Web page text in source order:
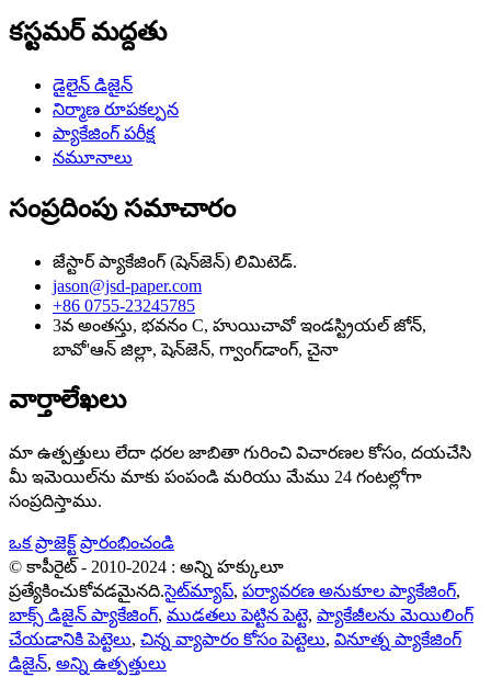
కస్టమర్ మద్దతు
డైలైన్ డిజైన్
నిర్మాణ రూపకల్పన
ప్యాకేజింగ్ పరీక్ష
నమూనాలు
సంప్రదింపు సమాచారం
జేస్టార్ ప్యాకేజింగ్ (షెన్‌జెన్) లిమిటెడ్.
jason@jsd-paper.com
+86 0755-23245785
3వ అంతస్తు, భవనం C, హుయిచావో ఇండస్ట్రియల్ జోన్,
బావో'ఆన్ జిల్లా, షెన్‌జెన్, గ్వాంగ్‌డాంగ్, చైనా
వార్తాలేఖలు
మా ఉత్పత్తులు లేదా ధరల జాబితా గురించి విచారణల కోసం, దయచేసి
మీ ఇమెయిల్‌ను మాకు పంపండి మరియు మేము 24 గంటల్లోగా
సంప్రదిస్తాము.
ఒక ప్రాజెక్ట్ ప్రారంభించండి
© కాపీరైట్ - 2010-2024 : అన్ని హక్కులూ
ప్రత్యేకించుకోవడమైనది.సైట్‌మ్యాప్, పర్యావరణ అనుకూల ప్యాకేజింగ్,
బాక్స్ డిజైన్ ప్యాకేజింగ్, ముడతలు పెట్టిన పెట్టె, ప్యాకేజీలను మెయిలింగ్
చేయడానికి పెట్టెలు, చిన్న వ్యాపారం కోసం పెట్టెలు, వినూత్న ప్యాకేజింగ్
డిజైన్, అన్ని ఉత్పత్తులు